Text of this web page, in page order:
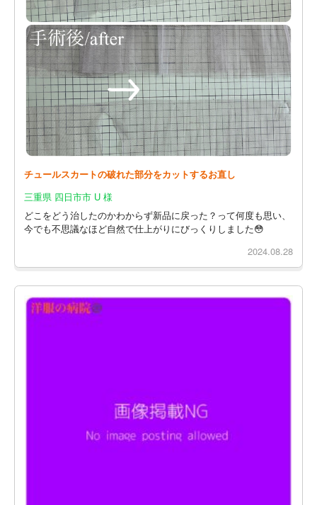
チュールスカートの破れた部分をカットするお直し
三重県 四日市市 U 様
どこをどう治したのかわからず新品に戻った？って何度も思い、
今でも不思議なほど自然で仕上がりにびっくりしました😳
2024.08.28